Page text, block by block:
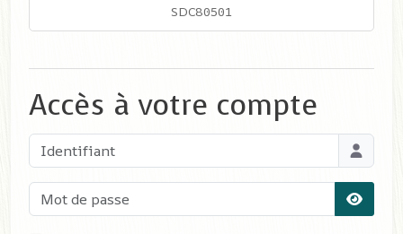
SDC80501
Accès à votre compte
Identifiant
Mot de passe